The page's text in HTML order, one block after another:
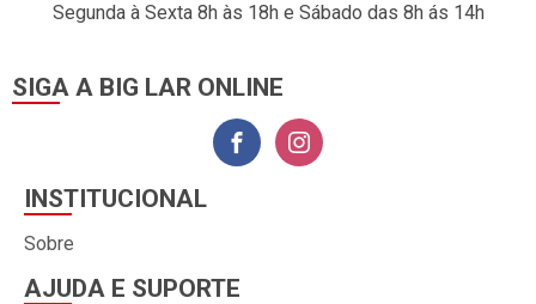
Segunda à Sexta 8h às 18h e Sábado das 8h ás 14h
SIGA A BIG LAR ONLINE
INSTITUCIONAL
Sobre
AJUDA E SUPORTE